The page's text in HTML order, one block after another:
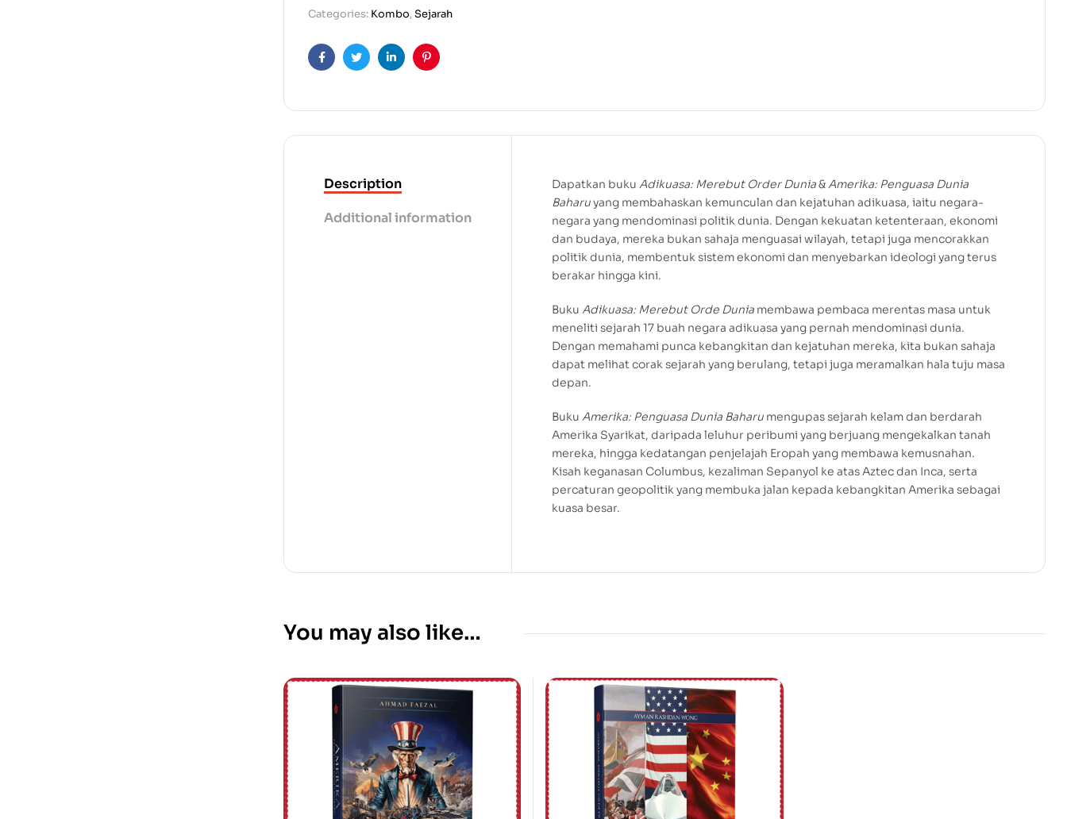
Categories: Kombo,Sejarah
FacebookTwitterLinkedinPinterest
Description
Additional information
Dapatkan buku Adikuasa: Merebut Order Dunia&Amerika: Penguasa Dunia
Baharuyang membahaskan kemunculan dan kejatuhan adikuasa, iaitu negara-
negara yang mendominasi politik dunia. Dengan kekuatan ketenteraan, ekonomi
dan budaya, mereka bukan sahaja menguasai wilayah, tetapi juga mencorakkan
politik dunia, membentuk sistem ekonomi dan menyebarkan ideologi yang terus
berakar hingga kini.
Buku Adikuasa: Merebut Orde Dunia membawa pembaca merentas masa untuk
meneliti sejarah 17 buah negara adikuasa yang pernah mendominasi dunia.
Dengan memahami punca kebangkitan dan kejatuhan mereka, kita bukan sahaja
dapat melihat corak sejarah yang berulang, tetapi juga meramalkan hala tuju masa
depan.
Buku Amerika: Penguasa Dunia Baharu mengupas sejarah kelam dan berdarah
Amerika Syarikat, daripada leluhur peribumi yang berjuang mengekalkan tanah
mereka, hingga kedatangan penjelajah Eropah yang membawa kemusnahan.
Kisah keganasan Columbus, kezaliman Sepanyol ke atas Aztec dan Inca, serta
percaturan geopolitik yang membuka jalan kepada kebangkitan Amerika sebagai
kuasa besar.
You may also like…